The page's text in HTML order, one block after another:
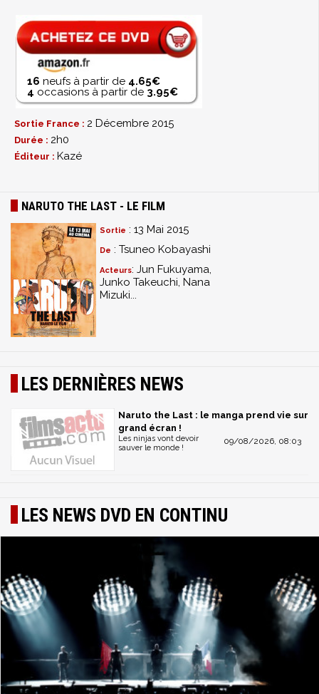
16 neufs à partir de 4.65€
4 occasions à partir de 3.95€
Sortie France : 2 Décembre 2015
Durée : 2h0
Éditeur : Kazé
NARUTO THE LAST - LE FILM
Sortie : 13 Mai 2015
De : Tsuneo Kobayashi
Acteurs: Jun Fukuyama,
Junko Takeuchi, Nana
Mizuki...
LES DERNIÈRES NEWS
Naruto the Last : le manga prend vie sur
grand écran !
09/08/2026, 08:03
Les ninjas vont devoir
sauver le monde !
LES NEWS DVD EN CONTINU